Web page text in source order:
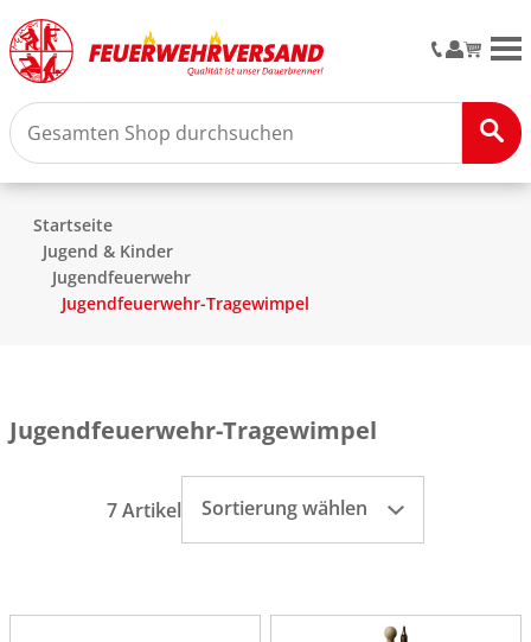
Startseite
Jugend & Kinder
Jugendfeuerwehr
Jugendfeuerwehr-Tragewimpel
Jugendfeuerwehr-Tragewimpel
7 Artikel Sortierung wählen